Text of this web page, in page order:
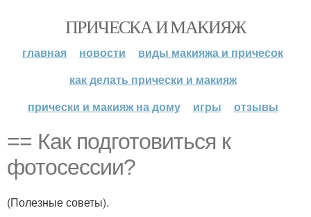
ПРИЧЕСКА И МАКИЯЖ
главная новости
виды макияжа и причесок
как делать прически и макияж
прически и макияж на дому
игры отзывы
== Как подготовиться к
фотосессии?
(Полезные советы).